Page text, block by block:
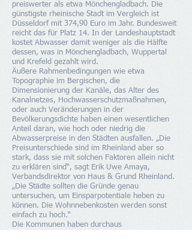
preiswerter als etwa Mönchengladbach. Die
günstigste rheinische Stadt im Vergleich ist
Düsseldorf mit 374,90 Euro im Jahr. Bundesweit
reicht das für Platz 14. In der Landeshauptstadt
kostet Abwasser damit weniger als die Hälfte
dessen, was in Mönchengladbach, Wuppertal
und Krefeld gezahlt wird.
Äußere Rahmenbedingungen wie etwa
Topographie im Bergischen, die
Dimensionierung der Kanäle, das Alter des
Kanalnetzes, Hochwasserschutzmaßnahmen,
oder auch Veränderungen in der
Bevölkerungsdichte haben einen wesentlichen
Anteil daran, wie hoch oder niedrig die
Abwasserpreise in den Städten ausfallen. „Die
Preisunterschiede sind im Rheinland aber so
stark, dass sie mit solchen Faktoren allein nicht
zu erklären sind“, sagt Erik Uwe Amaya,
Verbandsdirektor von Haus & Grund Rheinland.
„Die Städte sollten die Gründe genau
untersuchen, um Einsparpotentiale heben zu
können. Die Wohnnebenkosten werden sonst
einfach zu hoch.“
Die Kommunen haben durchaus